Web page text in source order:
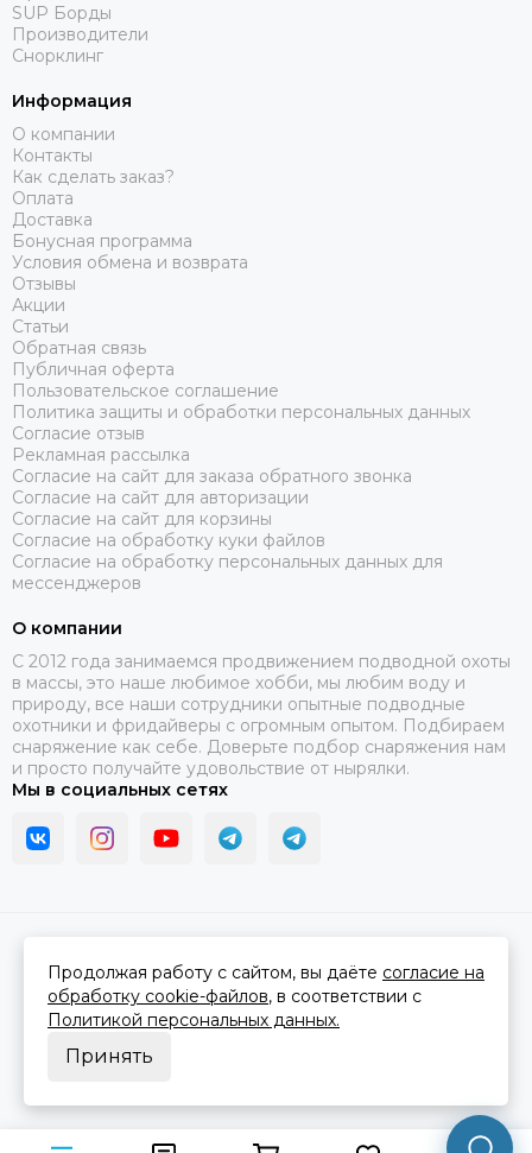
SUP Борды
Производители
Снорклинг
Информация
О компании
Контакты
Как сделать заказ?
Оплата
Доставка
Бонусная программа
Условия обмена и возврата
Отзывы
Акции
Статьи
Обратная связь
Публичная оферта
Пользовательское соглашение
Политика защиты и обработки персональных данных
Согласие отзыв
Рекламная рассылка
Согласие на сайт для заказа обратного звонка
Согласие на сайт для авторизации
Согласие на сайт для корзины
Согласие на обработку куки файлов
Согласие на обработку персональных данных для
мессенджеров
О компании
C 2012 года занимаемся продвижением подводной охоты
в массы, это наше любимое хобби, мы любим воду и
природу, все наши сотрудники опытные подводные
охотники и фридайверы с огромным опытом. Подбираем
снаряжение как себе. Доверьте подбор снаряжения нам
и просто получайте удовольствие от нырялки.
Мы в социальных сетях
Сделано вMOSK.STUDIOдля платформыInSales
Продолжая работу с сайтом, вы даёте согласие на
обработку cookie-файлов, в соответствии с
Политикой персональных данных.
Принять